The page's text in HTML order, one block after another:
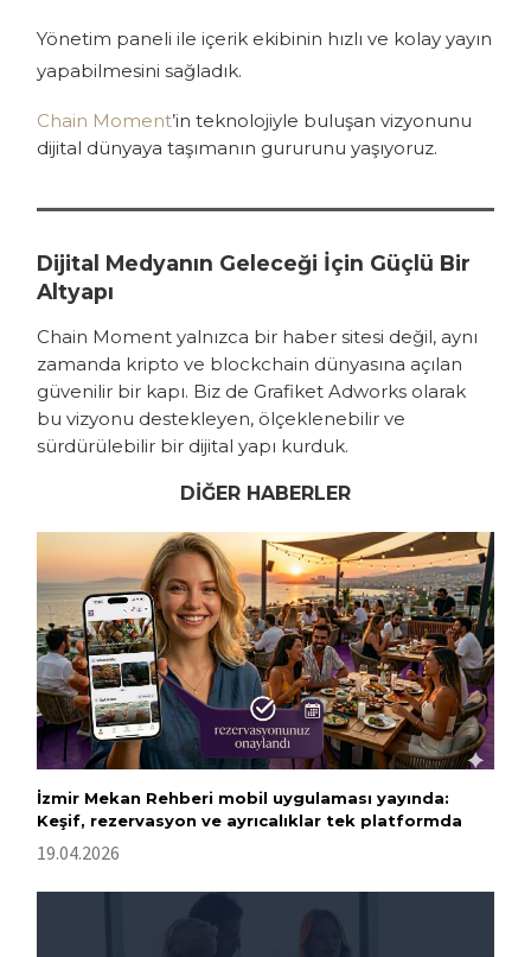
Yönetim paneli ile içerik ekibinin hızlı ve kolay yayın
yapabilmesini sağladık.
Chain Moment’in teknolojiyle buluşan vizyonunu
dijital dünyaya taşımanın gururunu yaşıyoruz.
Dijital Medyanın Geleceği İçin Güçlü Bir
Altyapı
Chain Moment yalnızca bir haber sitesi değil, aynı
zamanda kripto ve blockchain dünyasına açılan
güvenilir bir kapı. Biz de Grafiket Adworks olarak
bu vizyonu destekleyen, ölçeklenebilir ve
sürdürülebilir bir dijital yapı kurduk.
DİĞER HABERLER
İzmir Mekan Rehberi mobil uygulaması yayında:
Keşif, rezervasyon ve ayrıcalıklar tek platformda
19.04.2026